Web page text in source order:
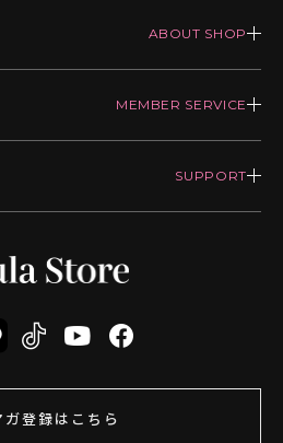
ガ登録はこちら